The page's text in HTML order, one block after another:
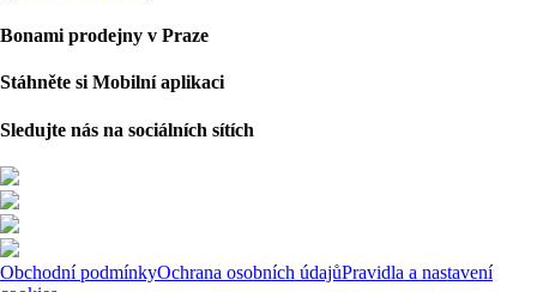
Bonami prodejny v Praze
Stáhněte si Mobilní aplikaci
Sledujte nás na sociálních sítích
Obchodní podmínkyOchrana osobních údajůPravidla a nastavení